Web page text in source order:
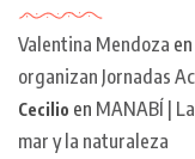
Valentina Mendoza en
organizan Jornadas
Cecilio en MANABÍ |
mar y la naturaleza